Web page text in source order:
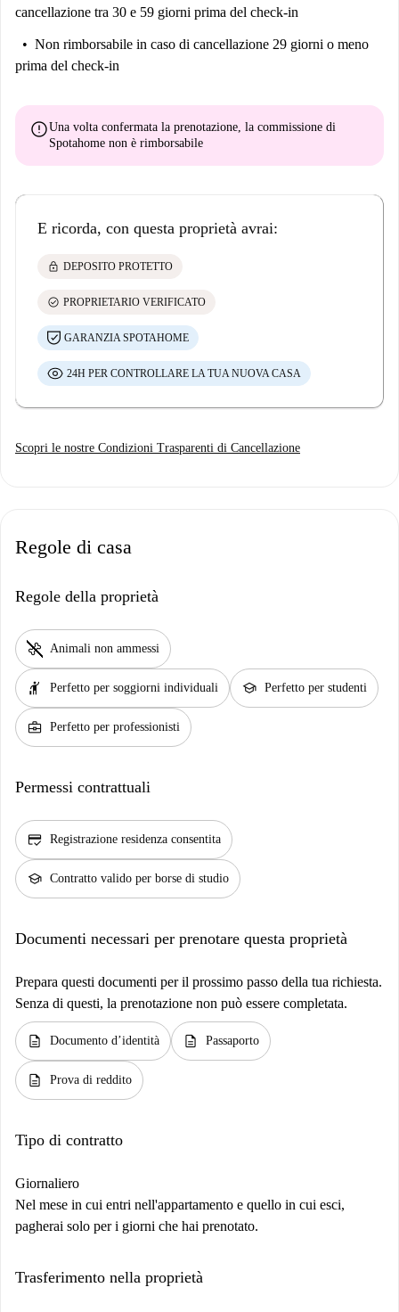
cancellazione tra 30 e 59 giorni prima del check-in
Non rimborsabile in caso di cancellazione 29 giorni o meno
prima del check-in
errorUna volta confermata la prenotazione, la commissione di
Spotahome non è rimborsabile
E ricorda, con questa proprietà avrai:
lock DEPOSITO PROTETTO
check_circle PROPRIETARIO VERIFICATO
GARANZIA SPOTAHOME
24H PER CONTROLLARE LA TUA NUOVA CASA
Scopri le nostre Condizioni Trasparenti di Cancellazione
Regole di casa
Regole della proprietà
pet_supplies Animali non ammessi
hail Perfetto per soggiorni individuali school Perfetto per studenti
business_center Perfetto per professionisti
Permessi contrattuali
credit_score Registrazione residenza consentita
school Contratto valido per borse di studio
Documenti necessari per prenotare questa proprietà
Prepara questi documenti per il prossimo passo della tua richiesta.
Senza di questi, la prenotazione non può essere completata.
description Documento d’identità description Passaporto
description Prova di reddito
Tipo di contratto
Giornaliero
Nel mese in cui entri nell'appartamento e quello in cui esci,
pagherai solo per i giorni che hai prenotato.
Trasferimento nella proprietà